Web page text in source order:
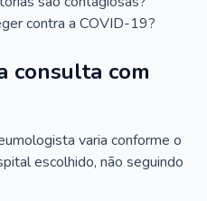
contra a COVID-19?
consulta com
varia conforme o
escolhido, não seguindo